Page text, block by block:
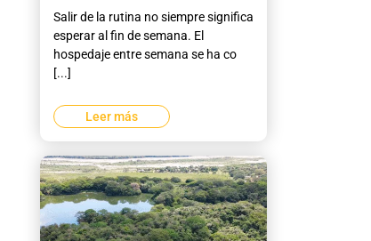
Salir de la rutina no siempre significa
esperar al fin de semana. El
hospedaje entre semana se ha co
[...]
Leer más